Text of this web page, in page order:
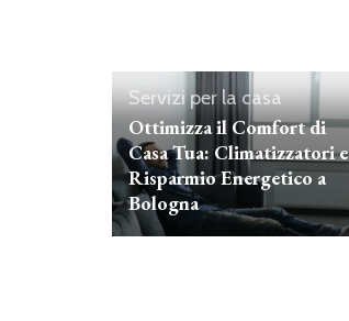
Servizi per la casa
Ottimizza il Comfort di
Casa Tua: Climatizzatori e
Risparmio Energetico a
Bologna